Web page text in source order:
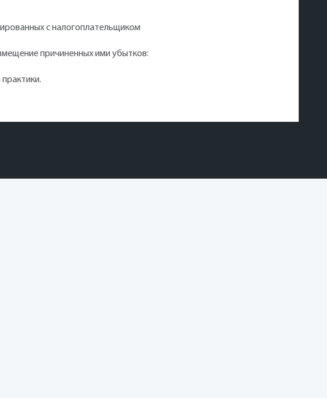
с налогоплательщиком
причиненных ими убытков: